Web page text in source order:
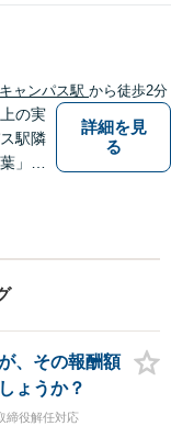
す。
無料
ャンパス駅 から徒歩2分
の実
駅隣
」
詳細を見
る
、その報酬額
ょうか？
締役解任対応